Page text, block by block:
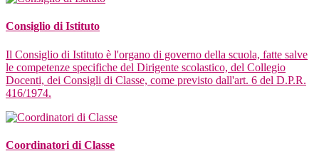
Consiglio di Istituto
Il Consiglio di Istituto è l'organo di governo della scuola, fatte salve
le competenze specifiche del Dirigente scolastico, del Collegio
Docenti, dei Consigli di Classe, come previsto dall'art. 6 del D.P.R.
416/1974.
Coordinatori di Classe